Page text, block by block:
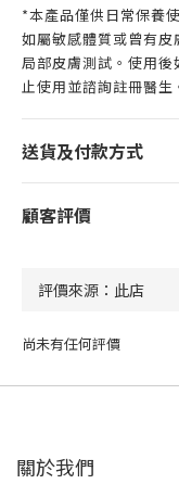
*本產品僅供日常保養
如屬敏感體質或曾有
局部皮膚測試。使用
止使用並諮詢註冊醫生
送貨及付款方式
顧客評價
尚未有任何評價
關於我們‎